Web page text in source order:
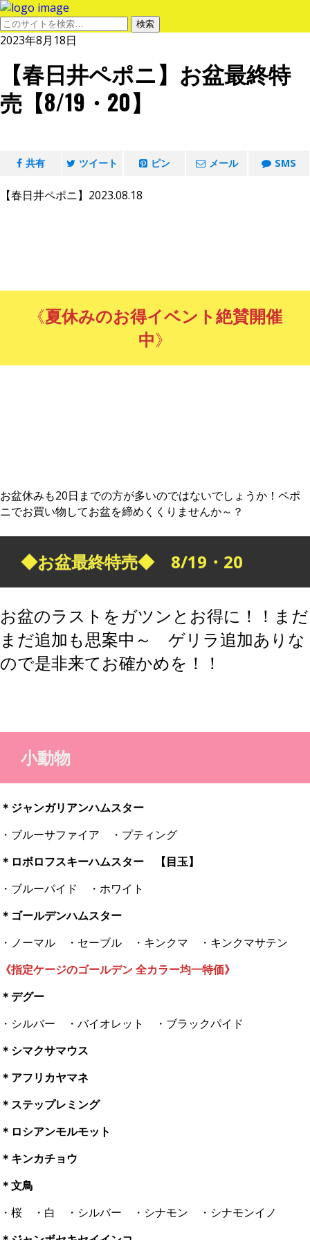
2023年8月18日
【春日井ペポニ】お盆最終特
売【8/19・20】
共有 ツイート ピン メール SMS
【春日井ペポニ】2023.08.18
《夏休みのお得イベント絶賛開催
中》
お盆休みも20日までの方が多いのではないでしょうか！ペポ
ニでお買い物してお盆を締めくくりませんか～？
◆お盆最終特売◆ 8/19・20
お盆のラストをガツンとお得に！！まだ
まだ追加も思案中～ ゲリラ追加ありな
ので是非来てお確かめを！！
小動物
＊ジャンガリアンハムスター
・ブルーサファイア ・プティング
＊ロボロフスキーハムスター 【目玉】
・ブルーパイド ・ホワイト
＊ゴールデンハムスター
・ノーマル ・セーブル ・キンクマ ・キンクマサテン
《指定ケージのゴールデン 全カラー均一特価》
＊デグー
・シルバー ・バイオレット ・ブラックパイド
＊シマクサマウス
＊アフリカヤマネ
＊ステップレミング
＊ロシアンモルモット
＊キンカチョウ
＊文鳥
・桜 ・白 ・シルバー ・シナモン ・シナモンイノ